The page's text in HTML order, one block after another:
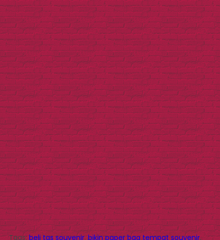
Tags:beli tas souvenir,bikin paper bag tempat souvenir,